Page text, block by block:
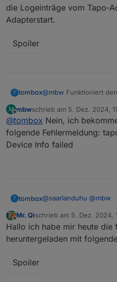
die Logeinträge vom Tapo-
Adapterstart.
Spoiler
T tombox@mbw Funktioniert
M
Offline
mbwschrieb am 5. Dez. 2024,
zuletzt editiert von
@tombox Nein, ich
folgende Fehlermeldung:
Device Info failed
T tombox@saarlanduhu @mbw
Bitte die GitHub
schicken
Offline
Mr. Qischrieb am 5. Dez. 2024,
zuletzt editiert von Mr. Qi
Hallo ich habe mir heute
heruntergeladen mit
Spoiler